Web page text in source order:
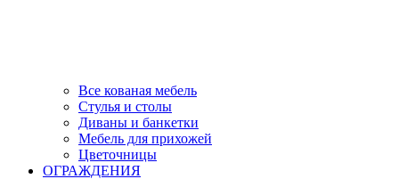
Все кованая мебель
Стулья и столы
Диваны и банкетки
Мебель для прихожей
Цветочницы
ОГРАЖДЕНИЯ